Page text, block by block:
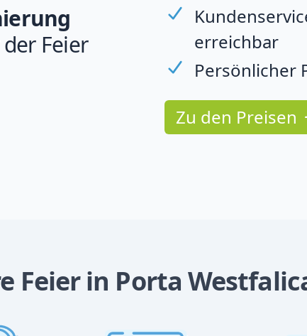
Feier
erreichbar
Persönlicher
Zu den Preisen
Feier in Porta